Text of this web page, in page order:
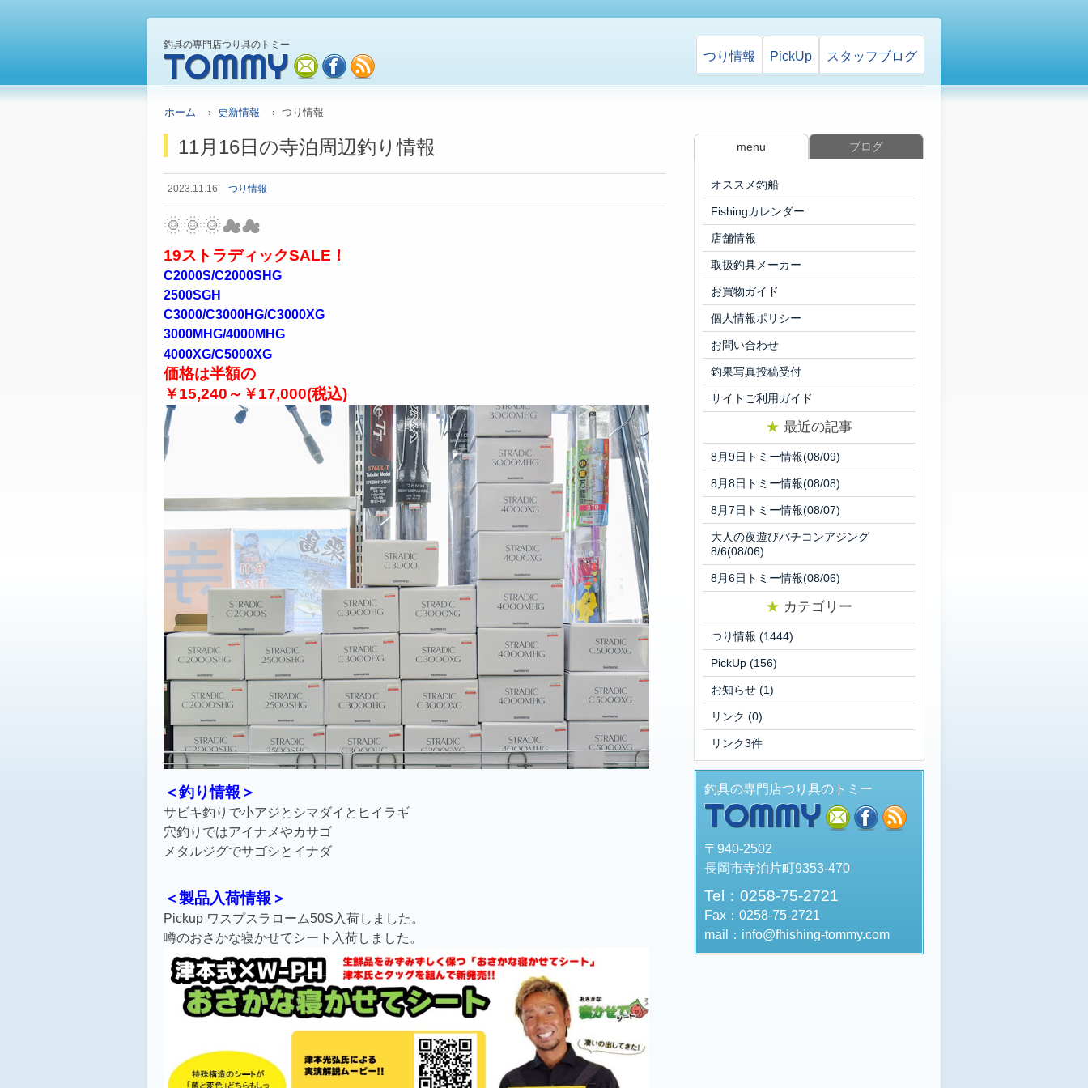
釣具の専門店つり具のトミー
TOMMY mail facebook
つり情報 PickUp スタッフブログ
ホーム › 更新情報 › つり情報
11月16日の寺泊周辺釣り情報
2023.11.16 つり情報
🌞🌞🌞☁☁
19ストラディックSALE！
C2000S/C2000SHG
2500SGH
C3000/C3000HG/C3000XG
3000MHG/4000MHG
4000XG/C5000XG
価格は半額の
￥15,240～￥17,000(税込)
＜釣り情報＞
サビキ釣りで小アジとシマダイとヒイラギ
穴釣りではアイナメやカサゴ
メタルジグでサゴシとイナダ
＜製品入荷情報＞
Pickup ワスプスラローム50S入荷しました。
噂のおさかな寝かせてシート入荷しました。
menu ブログ
オススメ釣船
Fishingカレンダー
店舗情報
取扱釣具メーカー
お買物ガイド
個人情報ポリシー
お問い合わせ
釣果写真投稿受付
サイトご利用ガイド
★ 最近の記事
8月9日トミー情報(08/09)
8月8日トミー情報(08/08)
8月7日トミー情報(08/07)
大人の夜遊びバチコンアジング
8/6(08/06)
8月6日トミー情報(08/06)
★ カテゴリー
つり情報 (1444)
PickUp (156)
お知らせ (1)
リンク (0)
リンク3件
釣具の専門店つり具のトミー
TOMMY mail facebook
〒940-2502
長岡市寺泊片町9353-470
Tel：0258-75-2721
Fax：0258-75-2721
mail：info@fhishing-tommy.com